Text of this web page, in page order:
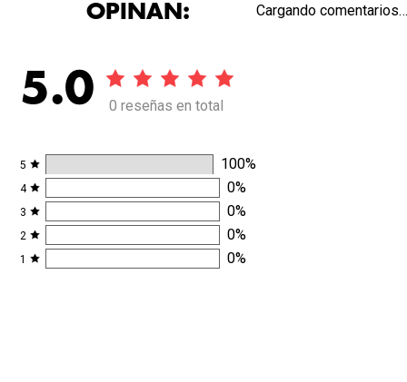
OPINAN:
5.0 0 reseñas en total
5 100%
4 0%
3 0%
2 0%
1 0%
Cargando